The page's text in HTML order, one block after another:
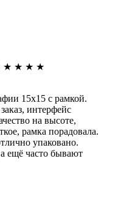
★ ★ ★ ★
15х15 с рамкой.
интерфейс
на высоте,
рамка порадовала.
упаковано.
ещё часто бывают